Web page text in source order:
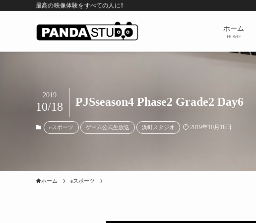
最高の映像体験をすべての人に！
ホーム
HOME
PJSseason4 Phase2 Grade2 Day6
2019
10/18
eスポーツ ゲーム公式生放送 浜町スタジオ 2019年10月18日
ホーム eスポーツ